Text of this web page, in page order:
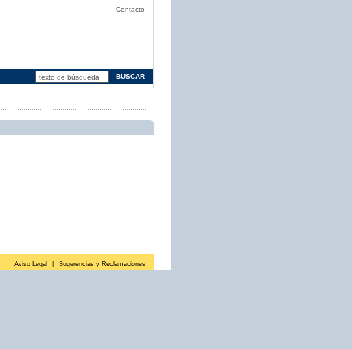
Contacto
Aviso Legal Sugerencias y Reclamaciones